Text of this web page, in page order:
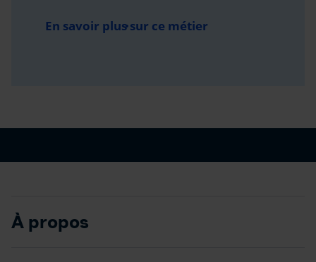
En savoir plus sur ce métier
À propos